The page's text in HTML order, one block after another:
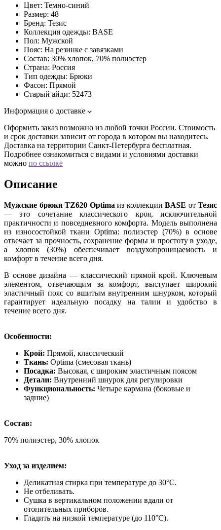
Цвет: Темно-синий
Размер: 48
Бренд: Тезис
Коллекция одежды: BASE
Пол: Мужской
Пояс: На резинке с завязками
Состав: 30% хлопок, 70% полиэстер
Страна: Россия
Тип одежды: Брюки
Фасон: Прямой
Старый айди: 52473
Информация о доставке
Оформить заказ возможно из любой точки России. Стоимость
и срок доставки зависит от города в котором вы находитесь.
Доставка на территории Санкт-Петербурга бесплатная.
Подробнее ознакомиться с видами и условиями доставки
можно по ссылке
Описание
Мужские брюки TZ620 Optima из коллекции BASE от Тезис
— это сочетание классического кроя, исключительной
практичности и повседневного комфорта. Модель выполнена
из износостойкой ткани Optima: полиэстер (70%) в основе
отвечает за прочность, сохранение формы и простоту в уходе,
а хлопок (30%) обеспечивает воздухопроницаемость и
комфорт в течение всего дня.
В основе дизайна — классический прямой крой. Ключевым
элементом, отвечающим за комфорт, выступает широкий
эластичный пояс со вшитым внутренним шнурком, который
гарантирует идеальную посадку на талии и удобство в
течение всего дня.
Особенности:
Крой: Прямой, классический
Ткань: Optima (смесовая ткань)
Посадка: Высокая, с широким эластичным поясом
Детали: Внутренний шнурок для регулировки
Функциональность: Четыре кармана (боковые и
задние)
Состав:
70% полиэстер, 30% хлопок
Уход за изделием:
Деликатная стирка при температуре до 30°C.
Не отбеливать.
Сушка в вертикальном положении вдали от
отопительных приборов.
Гладить на низкой температуре (до 110°C).